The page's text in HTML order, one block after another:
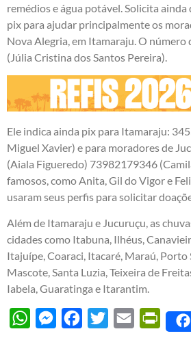
remédios e água potável. Solicita ainda
pix para ajudar principalmente os
Nova Alegria, em Itamaraju. O
(Júlia Cristina dos Santos Pereira).
Ele indica ainda pix para Itamaraju:
Miguel Xavier) e para moradores de
(Aiala Figueredo) 73982179346
famosos, como Anita, Gil do Vigor e
usaram seus perfis para solicitar
Além de Itamaraju e Jucuruçu, as
cidades como Itabuna, Ilhéus,
Itajuípe, Coaraci, Itacaré, Maraú, Porto
Mascote, Santa Luzia, Teixeira de
Iabela, Guaratinga e Itarantim.
WhatsAppMessengerFacebook
Twitter Email